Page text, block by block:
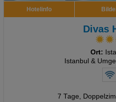
Hotelinfo
Divas
Ort:
Istanbul &
7 Tage,